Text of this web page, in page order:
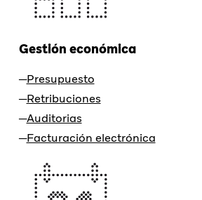
Gestión económica
Presupuesto
Retribuciones
Auditorias
Facturación electrónica